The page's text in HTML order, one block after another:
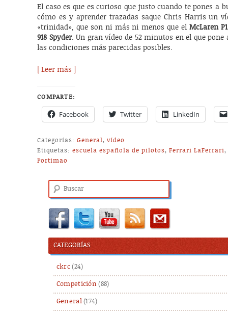
El caso es que es curioso que justo cuando te pones a
cómo es y aprender trazadas saque Chris Harris un
«trinidad», que son ni más ni menos que el McLaren P1
918 Spyder. Un gran vídeo de 52 minutos en el que
las condiciones más parecidas posibles.
[ Leer más ]
COMPARTE:
Facebook Twitter LinkedIn
Categorías: General,vídeo
Etiquetas: escuela española de pilotos,Ferrari LaFerrari
Portimao
Buscar
CATEGORÍAS
ckrc(24)
Competición (88)
General(174)